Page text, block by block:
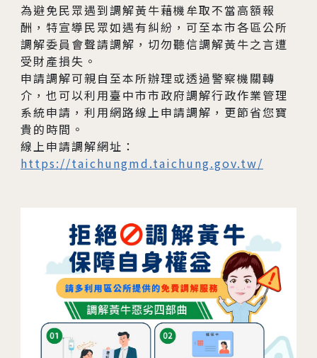
年度大事紀
醫院環境與設備
02 醫療團隊
03 就醫指南
04 生殖醫學專科
最新消息
衛教資訊
圓夢分享
為避免民眾遇到調解黃牛藉機牟取不當高額報
酬，特宣導民眾如遇有糾紛，可至本市各區公所
調解委員會聲請調解，切勿聽信調解黃牛之言遭
受財產損失。
申請調解可親自至本所辦理或透過警察機關轉
介，也可以利用臺中市市政府調解行政作業管理
系統申請，利用網路線上申請調解，更節省您寶
貴的時間。
線上申請調解網址：
https://taichungmd.taichung.gov.tw/